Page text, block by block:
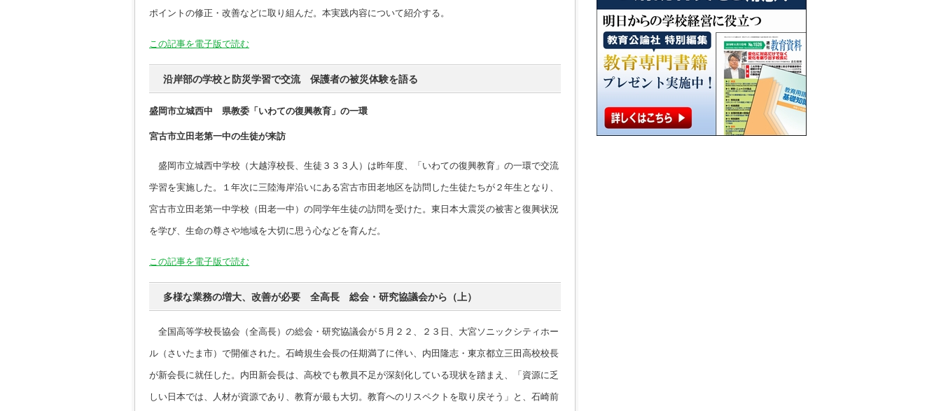
ポイントの修正・改善などに取り組んだ。本実践内容について紹介する。
この記事を電子版で読む
沿岸部の学校と防災学習で交流 保護者の被災体験を語る
盛岡市立城西中 県教委「いわての復興教育」の一環
宮古市立田老第一中の生徒が来訪
盛岡市立城西中学校（大越淳校長、生徒３３３人）は昨年度、「いわての復興教育」の一環で交流
学習を実施した。１年次に三陸海岸沿いにある宮古市田老地区を訪問した生徒たちが２年生となり、
宮古市立田老第一中学校（田老一中）の同学年生徒の訪問を受けた。東日本大震災の被害と復興状況
を学び、生命の尊さや地域を大切に思う心などを育んだ。
この記事を電子版で読む
多様な業務の増大、改善が必要 全高長 総会・研究協議会から（上）
全国高等学校長協会（全高長）の総会・研究協議会が５月２２、２３日、大宮ソニックシティホー
ル（さいたま市）で開催された。石崎規生会長の任期満了に伴い、内田隆志・東京都立三田高校校長
が新会長に就任した。内田新会長は、高校でも教員不足が深刻化している現状を踏まえ、「資源に乏
しい日本では、人材が資源であり、教育が最も大切。教育へのリスペクトを取り戻そう」と、石崎前